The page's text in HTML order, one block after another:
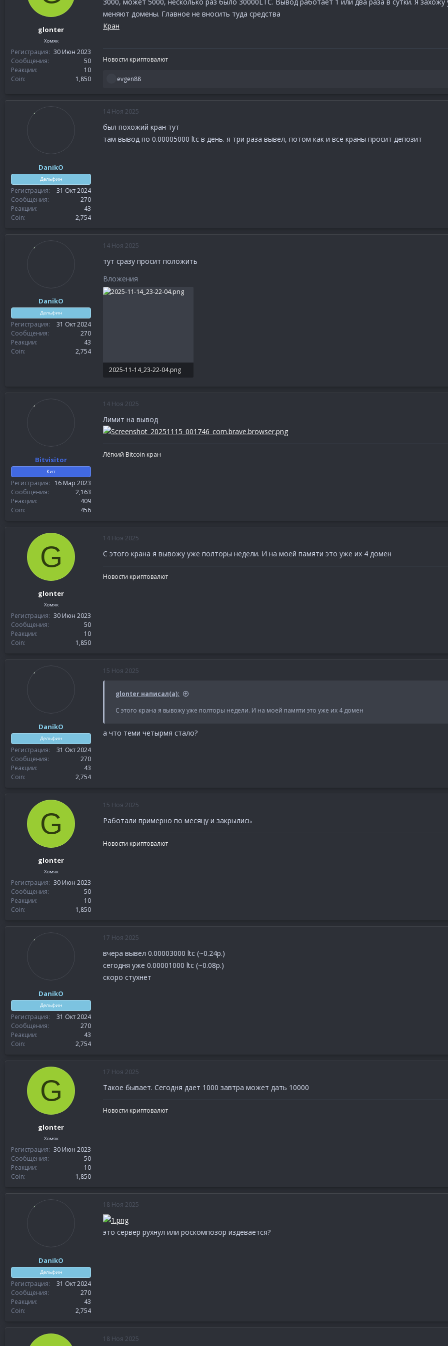
а
glonter
Хомяк
Регистрация
30 Июн 2023
Сообщения
50
Реакции
10
Coin
1,850
меняют домены. Главное не вносить туда средства
Кран
Новости криптовалют
Р
ц
и
evgen88
DanikO
Дельфин
Регистрация
31 Окт 2024
Сообщения
270
Реакции
43
Coin
2,754
14 Ноя 2025
был похожий кран тут
там вывод по 0.00005000 ltc в день. я три раза вывел, потом как и все краны просит депозит
DanikO
Дельфин
Регистрация
31 Окт 2024
Сообщения
270
Реакции
43
Coin
2,754
14 Ноя 2025
тут сразу просит положить
Вложения
2025-11-14_23-22-04.png
Bitvisitor
Кит
Регистрация
16 Мар 2023
Сообщения
2,163
Реакции
409
Coin
456
14 Ноя 2025
Лимит на вывод
Лёгкий Bitcoin кран
G
glonter
Хомяк
Регистрация
30 Июн 2023
Сообщения
50
Реакции
10
Coin
1,850
14 Ноя 2025
С этого крана я вывожу уже полторы недели. И на моей памяти это уже их 4 домен
Новости криптовалют
DanikO
Дельфин
Регистрация
31 Окт 2024
Сообщения
270
Реакции
43
Coin
2,754
15 Ноя 2025
glonter написал(а):
С этого крана я вывожу уже полторы недели. И на моей памяти это уже их 4 домен
а что теми четырмя стало?
G
glonter
Хомяк
Регистрация
30 Июн 2023
Сообщения
50
Реакции
10
Coin
1,850
15 Ноя 2025
Работали примерно по месяцу и закрылись
Новости криптовалют
DanikO
Дельфин
Регистрация
31 Окт 2024
Сообщения
270
Реакции
43
Coin
2,754
17 Ноя 2025
вчера вывел 0.00003000 ltc (~0.24p.)
сегодня уже 0.00001000 ltc (~0.08p.)
скоро стухнет
G
glonter
Хомяк
Регистрация
30 Июн 2023
Сообщения
50
Реакции
10
Coin
1,850
17 Ноя 2025
Такое бывает. Сегодня дает 1000 завтра может дать 10000
Новости криптовалют
DanikO
Дельфин
Регистрация
31 Окт 2024
Сообщения
270
Реакции
43
Coin
2,754
18 Ноя 2025
это сервер рухнул или роскомпозор издевается?
18 Ноя 2025